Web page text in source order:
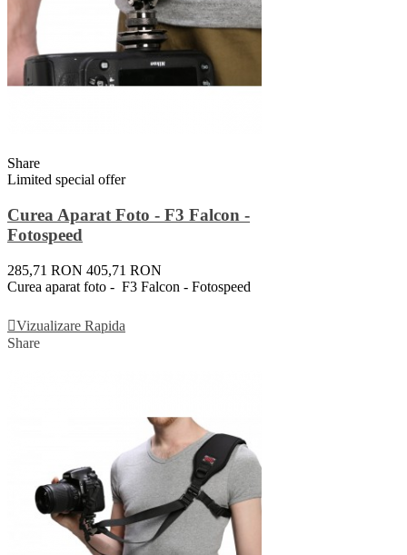
Share
Limited special offer
Curea Aparat Foto - F3 Falcon -
Fotospeed
285,71 RON 405,71 RON
Curea aparat foto - F3 Falcon - Fotospeed
Vizualizare Rapida
Share